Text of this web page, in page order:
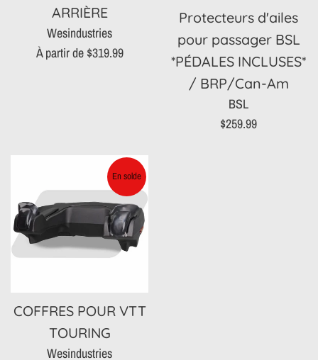
ARRIÈRE
Wesindustries
À partir de $319.99
Protecteurs d'ailes
pour passager BSL
*PÉDALES INCLUSES*
/ BRP/Can-Am
BSL
Prix
$259.99
COFFRES POUR VTT
TOURING
Wesindustries
En solde